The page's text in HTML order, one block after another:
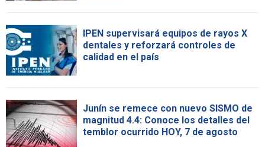
IPEN supervisará equipos de rayos X
dentales y reforzará controles de
calidad en el país
Junín se remece con nuevo SISMO de
magnitud 4.4: Conoce los detalles del
temblor ocurrido HOY, 7 de agosto